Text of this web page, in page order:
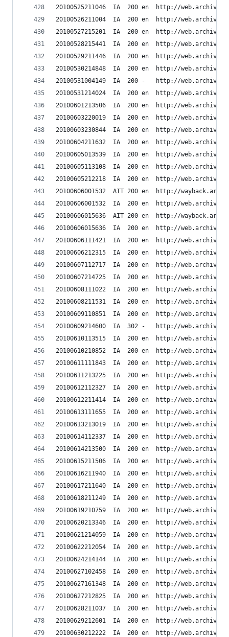
20100525211046	IA	200
20100526211004	IA	200
20100527215201	IA	200
20100528215441	IA	200
20100529211446	IA	200
20100530214848	IA	200
20100531004149	IA	200	-
20100531214024	IA	200
20100601213506	IA	200
20100603220019	IA	200
20100603230844	IA	200
20100604211632	IA	200
20100605013539	IA	200
20100605113108	IA	200
20100605212218	IA	200
20100606001532	AIT	200
20100606001532	IA	200
20100606015636	AIT	200
20100606015636	IA	200
20100606111421	IA	200
20100606212315	IA	200
20100607112717	IA	200
20100607214725	IA	200
20100608111022	IA	200
20100608211531	IA	200
20100609110851	IA	200
20100609214600	IA	302	-
20100610113515	IA	200
20100610210852	IA	200
20100611111843	IA	200
20100611213225	IA	200
20100612112327	IA	200
20100612211414	IA	200
20100613111655	IA	200
20100613213019	IA	200
20100614112337	IA	200
20100614213500	IA	200
20100615211506	IA	200
20100616211940	IA	200
20100617211640	IA	200
20100618211249	IA	200
20100619210759	IA	200
20100620213346	IA	200
20100621214059	IA	200
20100622212054	IA	200
20100624214144	IA	200
20100627102458	IA	200
20100627161348	IA	200
20100627212825	IA	200
20100628211037	IA	200
20100629212601	IA	200
20100630212222	IA	200